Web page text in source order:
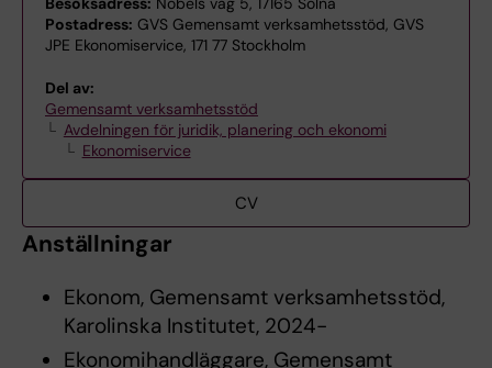
Postadress: GVS Gemensamt verksamhetsstöd, GVS
JPE Ekonomiservice, 171 77 Stockholm
Del av:
Gemensamt verksamhetsstöd
Avdelningen för juridik, planering och ekonomi
Ekonomiservice
CV
Anställningar
Ekonom, Gemensamt verksamhetsstöd,
Karolinska Institutet, 2024-
Ekonomihandläggare, Gemensamt